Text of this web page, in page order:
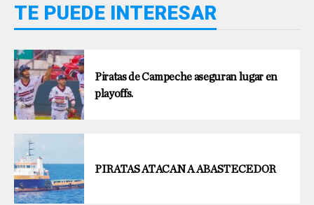
TE PUEDE INTERESAR
Piratas de Campeche aseguran lugar en
playoffs.
PIRATAS ATACAN A ABASTECEDOR